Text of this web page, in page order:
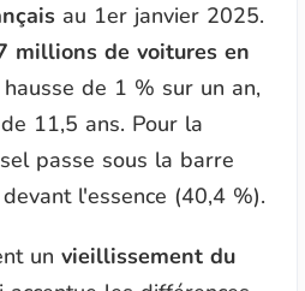
au 1er janvier 2025.
millions de voitures en
de 1 % sur un an,
11,5 ans. Pour la
passe sous la barre
l'essence (40,4 %).
un vieillissement du